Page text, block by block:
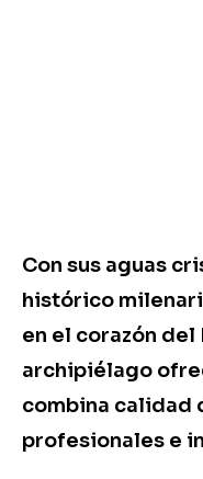
Con sus aguas
histórico
en el corazón
archipiélago
combina calidad
profesionales e